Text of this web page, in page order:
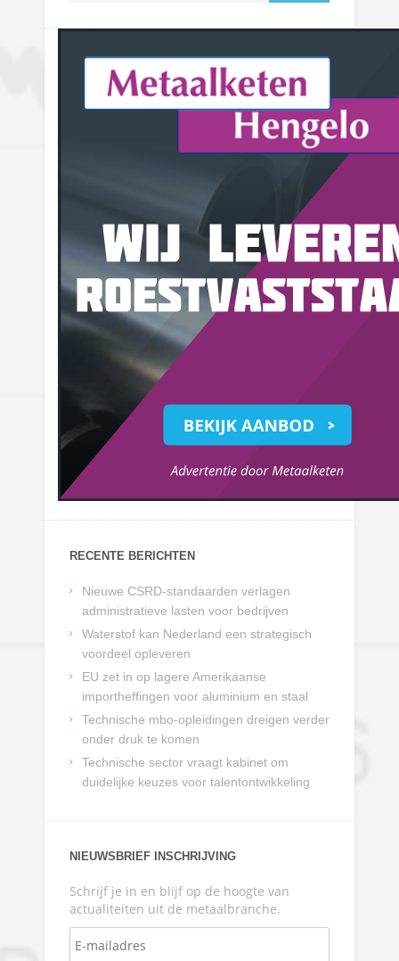
RECENTE BERICHTEN
Nieuwe CSRD-standaarden verlagen
administratieve lasten voor bedrijven
Waterstof kan Nederland een strategisch
voordeel opleveren
EU zet in op lagere Amerikaanse
importheffingen voor aluminium en staal
Technische mbo-opleidingen dreigen verder
onder druk te komen
Technische sector vraagt kabinet om
duidelijke keuzes voor talentontwikkeling
NIEUWSBRIEF INSCHRIJVING
Schrijf je in en blijf op de hoogte van
actualiteiten uit de metaalbranche.